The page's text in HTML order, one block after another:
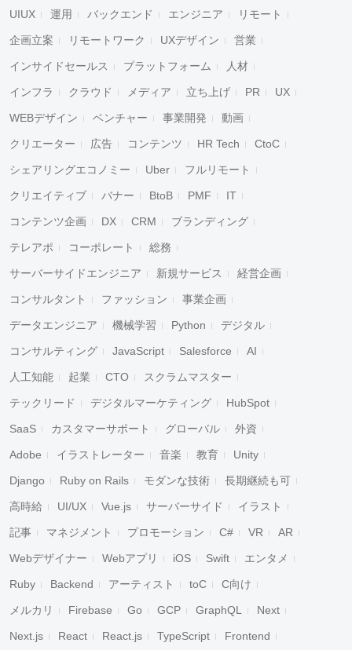
UIUX 運用 バックエンド エンジニア リモート
企画立案 リモートワーク UXデザイン 営業
インサイドセールス プラットフォーム 人材
インフラ クラウド メディア 立ち上げ PR UX
WEBデザイン ベンチャー 事業開発 動画
クリエーター 広告 コンテンツ HR Tech CtoC
シェアリングエコノミー Uber フルリモート
クリエイティブ バナー BtoB PMF IT
コンテンツ企画 DX CRM ブランディング
テレアポ コーポレート 総務
サーバーサイドエンジニア 新規サービス 経営企画
コンサルタント ファッション 事業企画
データエンジニア 機械学習 Python デジタル
コンサルティング JavaScript Salesforce AI
人工知能 起業 CTO スクラムマスター
テックリード デジタルマーケティング HubSpot
SaaS カスタマーサポート グローバル 外資
Adobe イラストレーター 音楽 教育 Unity
Django Ruby on Rails モダンな技術 長期継続も可
高時給 UI/UX Vue.js サーバーサイド イラスト
記事 マネジメント プロモーション C# VR AR
Webデザイナー Webアプリ iOS Swift エンタメ
Ruby Backend アーティスト toC C向け
メルカリ Firebase Go GCP GraphQL Next
Next.js React React.js TypeScript Frontend